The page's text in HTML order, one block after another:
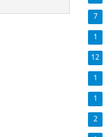
7
1
12
1
1
2